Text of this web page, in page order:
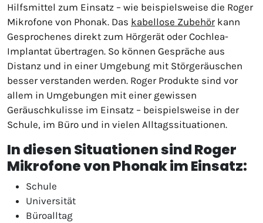
Hilfsmittel zum Einsatz – wie beispielsweise die Roger
Mikrofone von Phonak. Das kabellose Zubehörkann
Gesprochenes direkt zum Hörgerät oder Cochlea-
Implantat übertragen. So können Gespräche aus
Distanz und in einer Umgebung mit Störgeräuschen
besser verstanden werden. Roger Produkte sind vor
allem in Umgebungen mit einer gewissen
Geräuschkulisse im Einsatz – beispielsweise in der
Schule, im Büro und in vielen Alltagssituationen.
In diesen Situationen sind Roger
Mikrofone von Phonak im Einsatz:
Schule
Universität
Büroalltag